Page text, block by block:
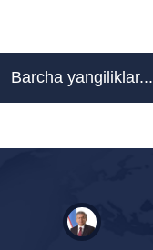
Barcha yangiliklar...